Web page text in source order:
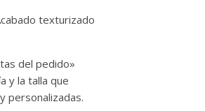
texturizado
del pedido»
y la talla que
personalizadas.